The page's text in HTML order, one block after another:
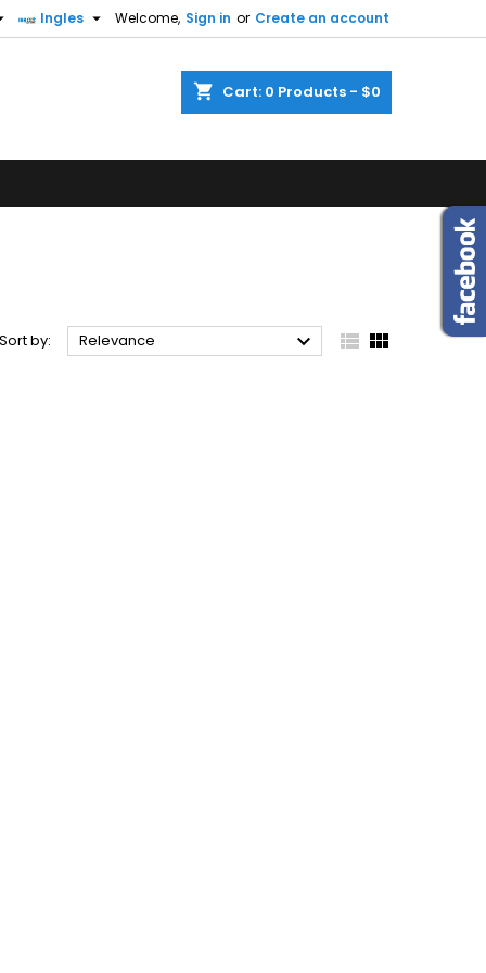
Welcome, Sign in or Create an account
Ingles 
shopping_cart Cart: 0 Products - $0
Sort by: Relevance   